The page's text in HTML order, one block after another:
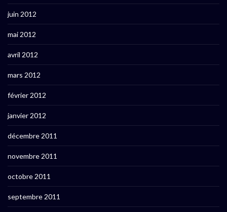
juin 2012
mai 2012
avril 2012
mars 2012
février 2012
janvier 2012
décembre 2011
novembre 2011
octobre 2011
septembre 2011